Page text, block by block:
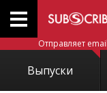
Отправляет
Выпуски